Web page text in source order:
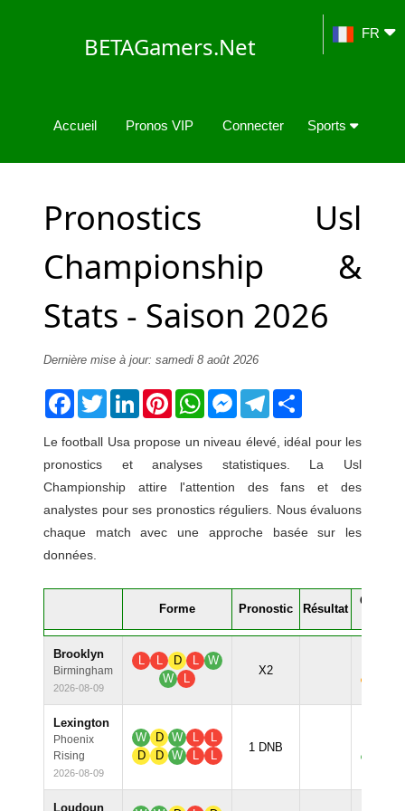
BETAGamers.Net FR
Accueil Pronos VIP Connecter Sports
Pronostics Usl
Championship &
Stats - Saison 2026
Dernière mise à jour: samedi 8 août 2026
FacebookTwitterLinkedInPinterestWhatsAppMessenger
Telegram
Le football Usa propose un niveau élevé, idéal pour les
pronostics et analyses statistiques. La Usl
Championship attire l'attention des fans et des
analystes pour ses pronostics réguliers. Nous évaluons
chaque match avec une approche basée sur les
données.
Forme Pronostic Résultat
Brooklyn
Birmingham
2026-08-09
L L D L
W
W
L
X2
Lexington
Phoenix
Rising
2026-08-09
W D W L
L
D
D W L L
1 DNB
Loudoun